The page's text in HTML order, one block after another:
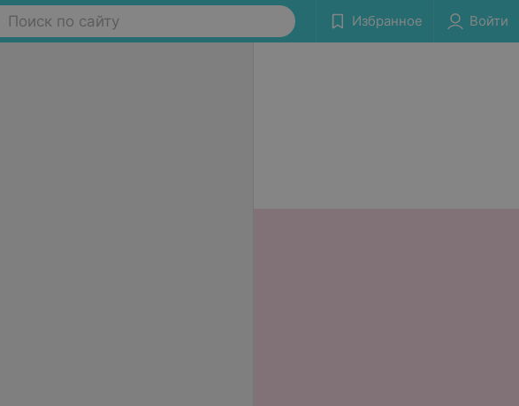
Поиск по сайту Избранное Войти